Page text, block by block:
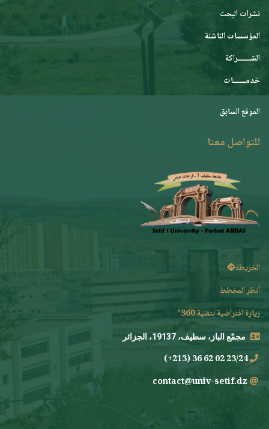
نشرات البحث
المؤسسات الناشئة
الشـــــــراكة
خدمـــــــات
الموقع السابق
للتواصل معنا
الخريطة
أنظر المخطط
زيارة افتراضية بتقنية 360°
مجمّع الباز، سطيف، 19137، الجزائر
23/24 02 62 36 (213+)
contact@univ-setif.dz